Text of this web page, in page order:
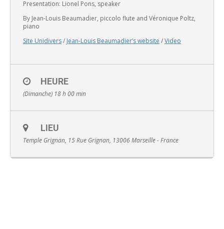
Presentation: Lionel Pons, speaker
By Jean-Louis Beaumadier, piccolo flute and Véronique Poltz,
piano
Site Unidivers/ Jean-Louis Beaumadier’s website /Video
HEURE
(Dimanche) 18 h 00 min
LIEU
Temple Grignan, 15 Rue Grignan, 13006 Marseille - France